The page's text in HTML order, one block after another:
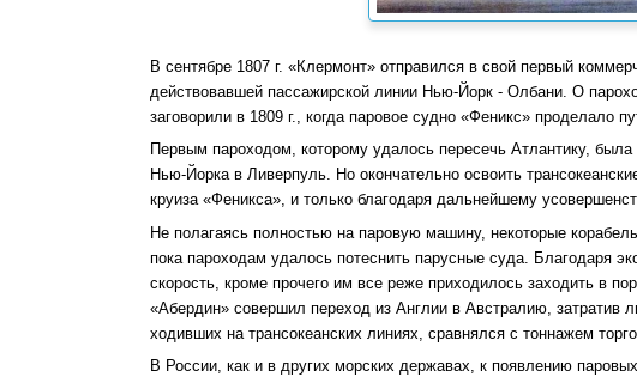
В сентябре 1807 г. «Клермонт» отправился в свой первый
действовавшей пассажирской линии Нью-Йорк - Олбани. О
заговорили в 1809 г., когда паровое судно «Феникс» проделало
Первым пароходом, которому удалось пересечь Атлантику,
Нью-Йорка в Ливерпуль. Но окончательно освоить
круиза «Феникса», и только благодаря дальнейшему
Не полагаясь полностью на паровую машину, некоторые
пока пароходам удалось потеснить парусные суда. Благодаря
скорость, кроме прочего им все реже приходилось заходить в
«Абердин» совершил переход из Англии в Австралию, затратив
ходивших на трансокеанских линиях, сравнялся с тоннажем
В России, как и в других морских державах, к появлению